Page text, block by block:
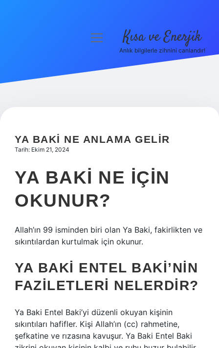
Hakkımızda
menüyü
Kısa ve Enerjik
Anlık bilgilerle zihnini canlandır!
YA BAKI NE ANLAMA GELIR
Tarih: Ekim 21, 2024
YA BAKI NE IÇIN
OKUNUR?
Allah’ın 99 isminden biri olan Ya Baki, fakirlikten ve
sıkıntılardan kurtulmak için okunur.
YA BAKI ENTEL BAKI’NIN
FAZILETLERI NELERDIR?
Ya Baki Entel Baki’yi düzenli okuyan kişinin
sıkıntıları hafifler. Kişi Allah’ın (cc) rahmetine,
şefkatine ve rızasına kavuşur. Ya Baki Entel Baki